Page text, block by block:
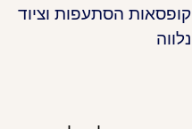
קופסאות הסתעפות וציוד
נלווה